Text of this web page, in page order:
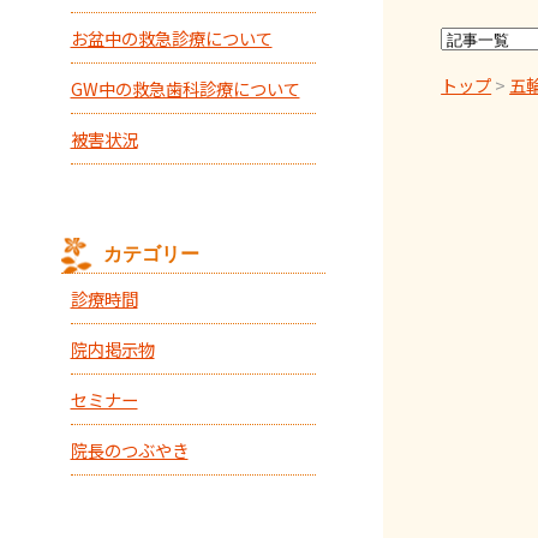
トップ> 五
お盆中の救急診療について
GW中の救急歯科診療について
被害状況
カテゴリー
診療時間
院内掲示物
セミナー
院長のつぶやき